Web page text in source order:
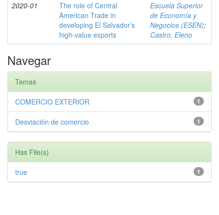
2020-01
The role of Central
American Trade in
developing El Salvador’s
high-value exports
Escuela Superior
de Economía y
Negocios (ESEN);
Castro, Eleno
Navegar
Temas
1
COMERCIO EXTERIOR
1
Desviación de comercio
Has File(s)
1
true